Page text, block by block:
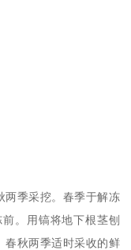
两季采挖。春季于解冻
。用镐将地下根茎刨
春秋两季适时采收的鲜